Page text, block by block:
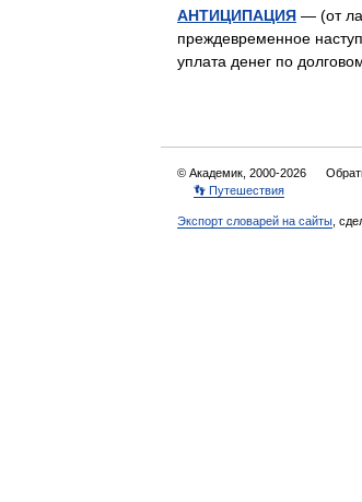
АНТИЦИПАЦИЯ — (от
преждевременное
уплата денег по
© Академик, 2000-2026
👣 Путешествия
Экспорт словарей на сайты ,